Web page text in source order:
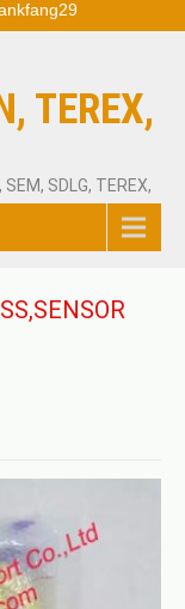
TEREX,
SDLG, TEREX,